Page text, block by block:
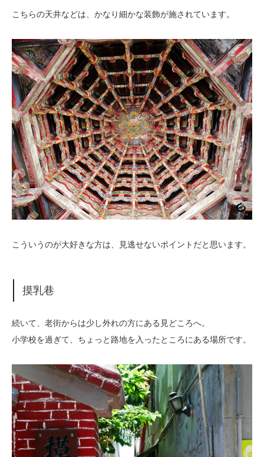
こちらの天井などは、かなり細かな装飾が施されています。
こういうのが大好きな方は、見逃せないポイントだと思います。
摸乳巷
続いて、老街からは少し外れの方にある見どころへ。
小学校を過ぎて、ちょっと路地を入ったところにある場所です。